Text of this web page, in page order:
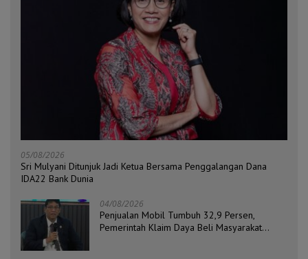
05/08/2026
Sri Mulyani Ditunjuk Jadi Ketua Bersama Penggalangan Dana
IDA22 Bank Dunia
04/08/2026
Penjualan Mobil Tumbuh 32,9 Persen,
Pemerintah Klaim Daya Beli Masyarakat